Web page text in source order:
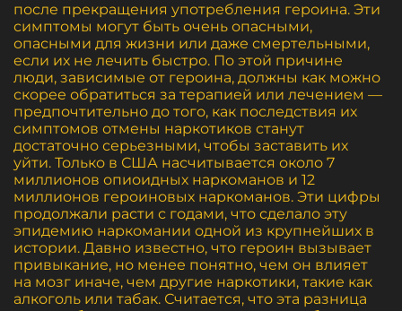
после прекращения употребления героина. Эти
симптомы могут быть очень опасными,
опасными для жизни или даже смертельными,
если их не лечить быстро. По этой причине
люди, зависимые от героина, должны как можно
скорее обратиться за терапией или лечением —
предпочтительно до того, как последствия их
симптомов отмены наркотиков станут
достаточно серьезными, чтобы заставить их
уйти. Только в США насчитывается около 7
миллионов опиоидных наркоманов и 12
миллионов героиновых наркоманов. Эти цифры
продолжали расти с годами, что сделало эту
эпидемию наркомании одной из крупнейших в
истории. Давно известно, что героин вызывает
привыкание, но менее понятно, чем он влияет
на мозг иначе, чем другие наркотики, такие как
алкоголь или табак. Считается, что эта разница